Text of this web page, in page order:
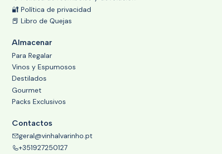
🔐 Política de privacidad
📕 Libro de Quejas
Almacenar
Para Regalar
Vinos y Espumosos
Destilados
Gourmet
Packs Exclusivos
Contactos
geral@vinhalvarinho.pt
+351927250127